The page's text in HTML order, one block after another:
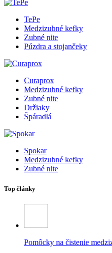
TePe
Medzizubné kefky
Zubné nite
Púzdra a stojančeky
Curaprox
Medzizubné kefky
Zubné nite
Držiaky
Špáradlá
Spokar
Medzizubné kefky
Zubné nite
Top články
Pomôcky na čistenie